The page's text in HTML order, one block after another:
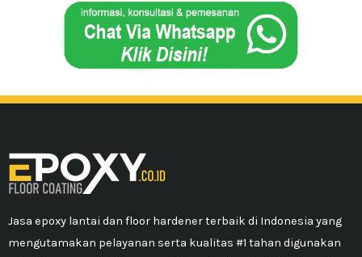
Jasa epoxy lantai dan floor hardener terbaik di Indonesia yang
mengutamakan pelayanan serta kualitas #1 tahan digunakan